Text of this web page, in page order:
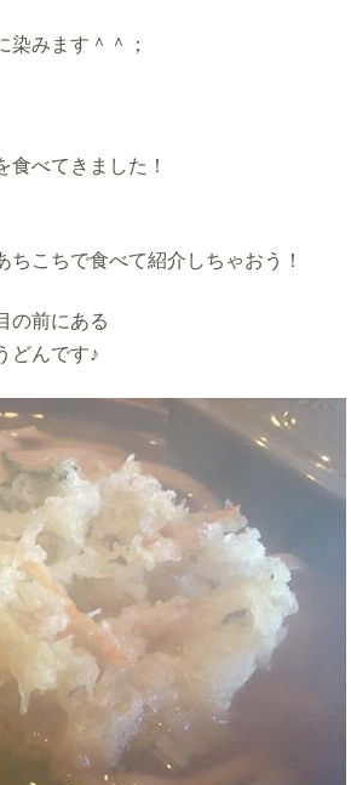
染みます＾＾；
食べてきました！
こちで食べて紹介しちゃおう！
の前にある
どんです♪